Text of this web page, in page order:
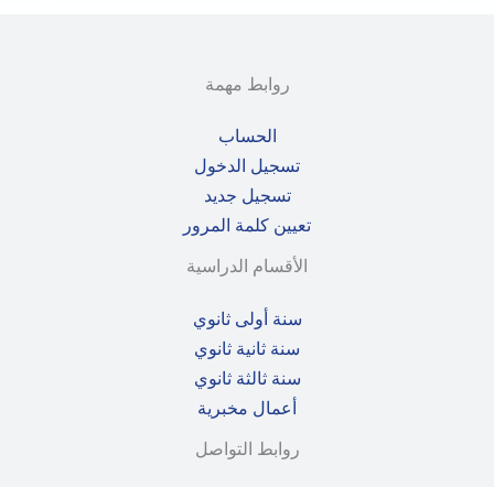
روابط مهمة
الحساب
تسجيل الدخول
تسجيل جديد
تعيين كلمة المرور
الأقسام الدراسية
سنة أولى ثانوي
سنة ثانية ثانوي
سنة ثالثة ثانوي
أعمال مخبرية
روابط التواصل